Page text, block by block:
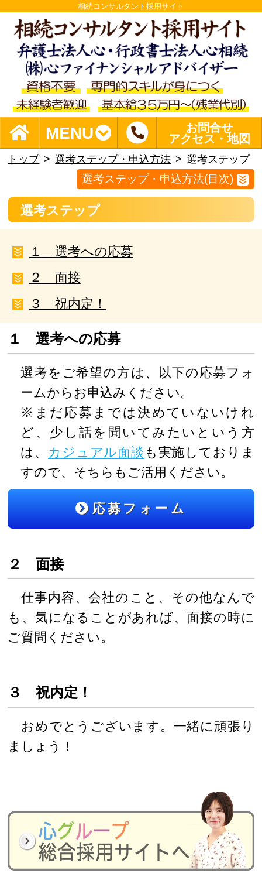
相続コンサルタント採用サイト
MENU
お問合せ
アクセス・地図
トップ 選考ステップ・申込方法 選考ステップ
選考ステップ・申込方法(目次)
選考ステップ
１ 選考への応募
２ 面接
３ 祝内定！
１ 選考への応募
選考をご希望の方は、以下の応募フォ
ームからお申込みください。
※まだ応募までは決めていないけれ
ど、少し話を聞いてみたいという方
は、 カジュアル面談 も実施しておりま
すので、そちらもご活用ください。
応募フォーム
２ 面接
仕事内容、会社のこと、その他なんで
も、気になることがあれば、面接の時に
ご質問ください。
３ 祝内定！
おめでとうございます。一緒に頑張り
ましょう！